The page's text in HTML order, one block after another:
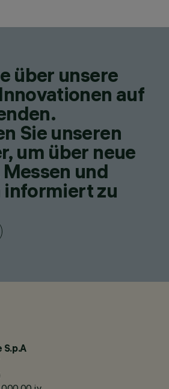
über unsere
auf
Sie unseren
um über neue
und
zu
S.p.A